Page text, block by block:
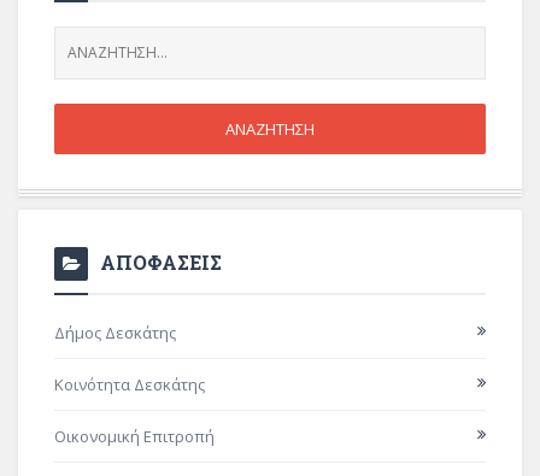
ΑΠΟΦΑΣΕΙΣ
Δήμος Δεσκάτης
Κοινότητα Δεσκάτης
Οικονομική Επιτροπή